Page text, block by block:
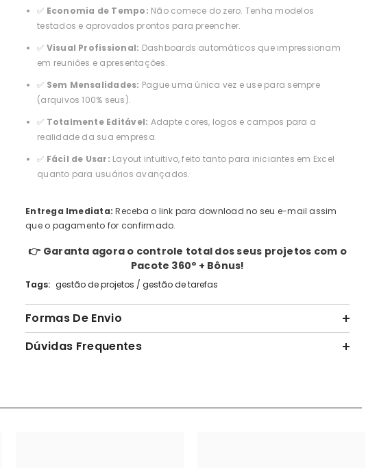
✅ Economia de Tempo: Não comece do zero. Tenha modelos
testados e aprovados prontos para preencher.
✅ Visual Profissional: Dashboards automáticos que impressionam
em reuniões e apresentações.
✅ Sem Mensalidades: Pague uma única vez e use para sempre
(arquivos 100% seus).
✅ Totalmente Editável: Adapte cores, logos e campos para a
realidade da sua empresa.
✅ Fácil de Usar: Layout intuitivo, feito tanto para iniciantes em Excel
quanto para usuários avançados.
Entrega Imediata: Receba o link para download no seu e-mail assim
que o pagamento for confirmado.
👉 Garanta agora o controle total dos seus projetos com o
Pacote 360º + Bônus!
Tags: gestão de projetos / gestão de tarefas
Formas De Envio
Dúvidas Frequentes